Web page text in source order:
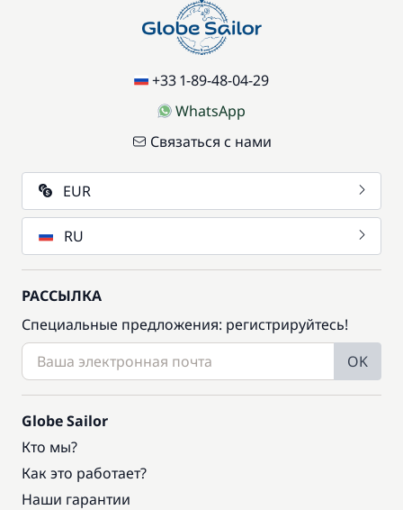
+33 1-89-48-04-29
WhatsApp
Связаться с нами
EUR
RU
РАССЫЛКА
Специальные предложения: регистрируйтесь!
OK
Globe Sailor
Кто мы?
Как это работает?
Наши гарантии